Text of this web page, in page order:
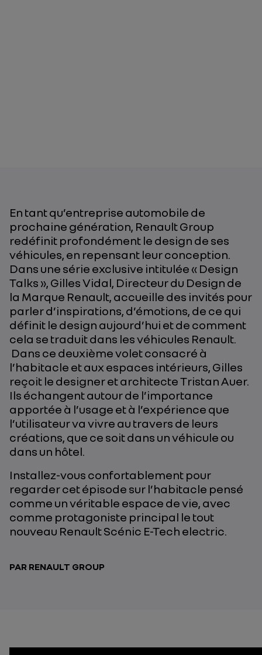
En tant qu’entreprise automobile de
prochaine génération, Renault Group
redéfinit profondément le design de ses
véhicules, en repensant leur conception.
Dans une série exclusive intitulée « Design
Talks », Gilles Vidal, Directeur du Design de
la Marque Renault, accueille des invités pour
parler d’inspirations, d’émotions, de ce qui
définit le design aujourd’hui et de comment
cela se traduit dans les véhicules Renault.
Dans ce deuxième volet consacré à
l’habitacle et aux espaces intérieurs, Gilles
reçoit le designer et architecte Tristan Auer.
Ils échangent autour de l’importance
apportée à l’usage et à l’expérience que
l’utilisateur va vivre au travers de leurs
créations, que ce soit dans un véhicule ou
dans un hôtel.
Installez-vous confortablement pour
regarder cet épisode sur l’habitacle pensé
comme un véritable espace de vie, avec
comme protagoniste principal le tout
nouveau Renault Scénic E-Tech electric.
PAR RENAULT GROUP